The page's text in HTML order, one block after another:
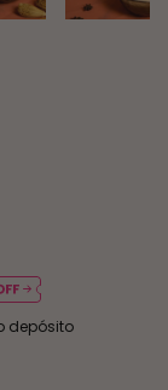
depósito